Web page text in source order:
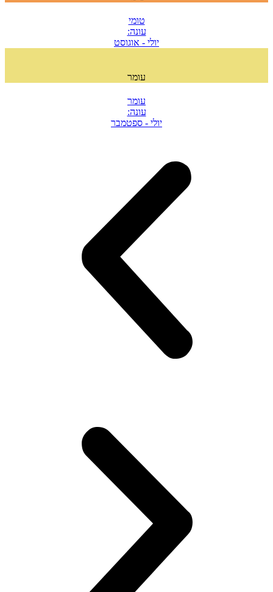
טומי
עונה:
יולי - אוגוסט
עומר
עומר
עונה:
יולי - ספטמבר